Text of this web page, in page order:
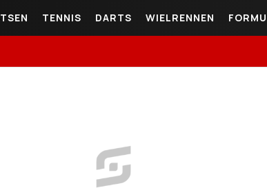
TENNIS DARTS WIELRENNEN